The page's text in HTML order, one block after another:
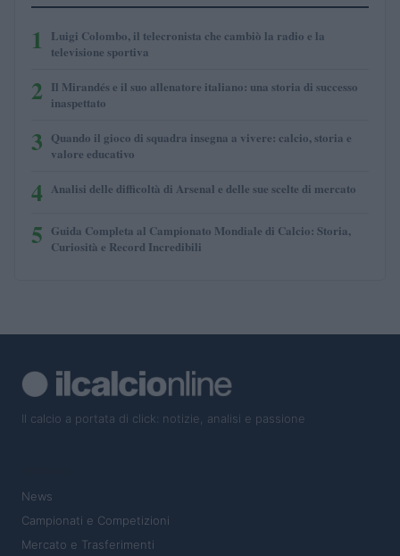
1
Luigi Colombo, il telecronista che cambiò la radio e la
televisione sportiva
2 Il Mirandés e il suo allenatore italiano: una storia di successo
inaspettato
3 Quando il gioco di squadra insegna a vivere: calcio, storia e
valore educativo
4 Analisi delle difficoltà di Arsenal e delle sue scelte di mercato
5 Guida Completa al Campionato Mondiale di Calcio: Storia,
Curiosità e Record Incredibili
Il calcio a portata di click: notizie, analisi e passione
News
Campionati e Competizioni
Mercato e Trasferimenti